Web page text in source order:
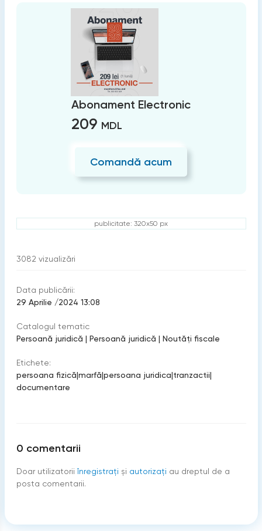
Abonament Electronic
209 MDL
Comandă acum
publicitate: 320x50 px
3082 vizualizări
Data publicării:
29 Aprilie /2024 13:08
Catalogul tematic
Persoană juridică | Persoană juridică | Noutăți fiscale
Etichete:
persoana fizică|marfă|persoana juridica|tranzactii|
documentare
0 comentarii
Doar utilizatorii înregistraţi şi autorizați au dreptul de a
posta comentarii.